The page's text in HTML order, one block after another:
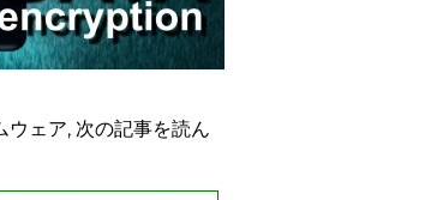
ウェア, 次の記事を読ん